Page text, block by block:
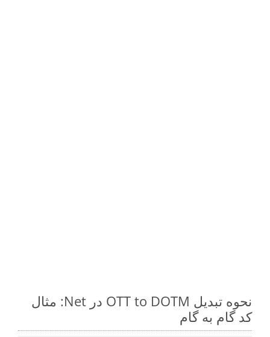
نحوه تبدیل OTT to DOTM در Net: مثال
کد گام به گام